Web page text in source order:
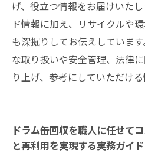
げ、役立つ情報をお届けいた
ド情報に加え、リサイクルや
も深掘りしてお伝えしていま
な取り扱いや安全管理、法律
り上げ、参考にしていただける
ドラム缶回収を職人に任せて
と再利用を実現する実務ガイド